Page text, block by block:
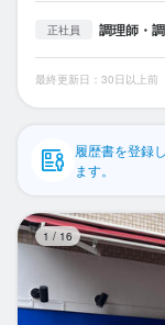
食べログ求人PRESS
利用規約
正社員 調理師・
最終更新日：30日以上前
履歴書を登録
ます。
1 / 16